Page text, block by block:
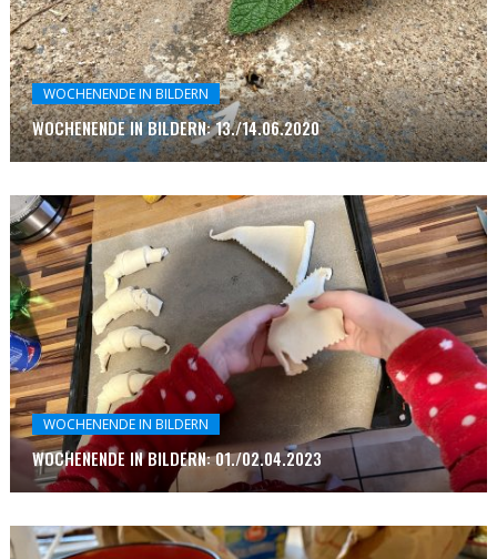
WOCHENENDE IN BILDERN
WOCHENENDE IN BILDERN: 13./14.06.2020
WOCHENENDE IN BILDERN
WOCHENENDE IN BILDERN: 01./02.04.2023